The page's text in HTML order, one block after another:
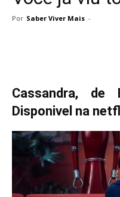
Por Saber Viver Mais -
Cassandra, de
Disponivel na